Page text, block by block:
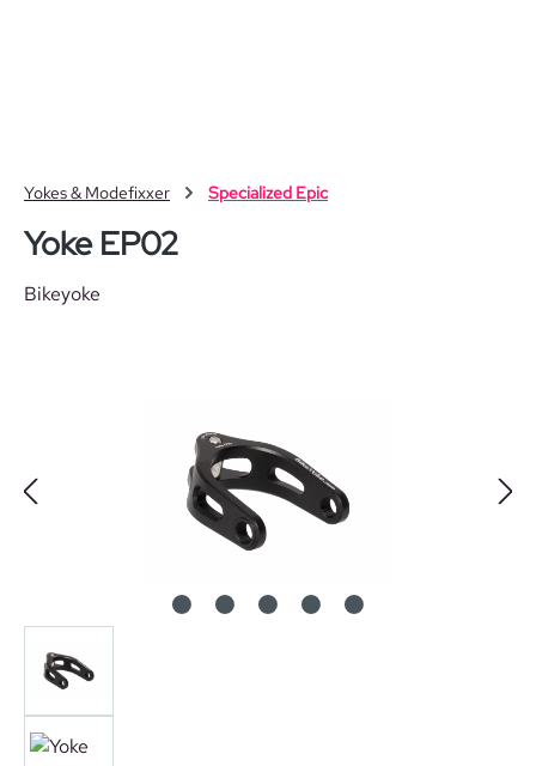
Zum Hauptinhalt springen
Yokes & Modefixxer Specialized Epic
Yoke EP02
Bikeyoke